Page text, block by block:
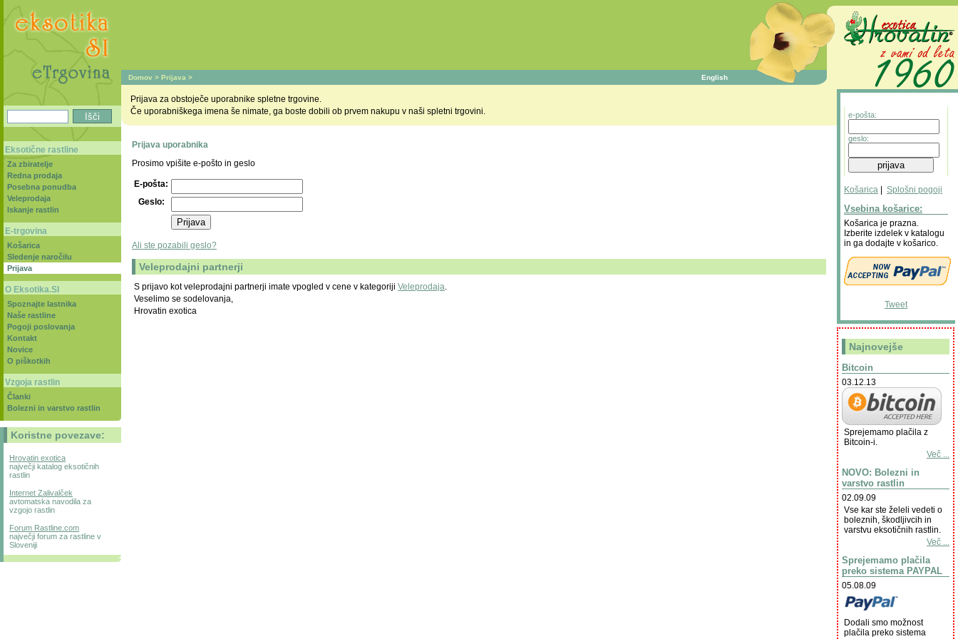
Domov > Prijava > English
Prijava za obstoječe uporabnike spletne trgovine.
Če uporabniškega imena še nimate, ga boste dobili ob prvem nakupu v naši spletni trgovini.
Prijava uporabnika
Prosimo vpišite e-pošto in geslo
E-pošta:
Geslo:
Ali ste pozabili geslo?
Veleprodajni partnerji
S prijavo kot veleprodajni partnerji imate vpogled v cene v kategoriji Veleprodaja.
Veselimo se sodelovanja,
Hrovatin exotica
e-pošta:
geslo:
Košarica Splošni pogoji
Vsebina košarice:
Košarica je prazna.
Izberite izdelek v katalogu
in ga dodajte v košarico.
Tweet
Najnovejše
Bitcoin
03.12.13
Sprejemamo plačila z
Bitcoin-i.
Več ...
NOVO: Bolezni in
varstvo rastlin
02.09.09
Vse kar ste želeli vedeti o
boleznih, škodljivcih in
varstvu eksotičnih rastlin.
Več ...
Sprejemamo plačila
preko sistema PAYPAL
05.08.09
Dodali smo možnost
plačila preko sistema
Eksotične rastline
Za zbiratelje
Redna prodaja
Posebna ponudba
Veleprodaja
Iskanje rastlin
E-trgovina
Košarica
Sledenje naročilu
Prijava
O Eksotika.SI
Spoznajte lastnika
Naše rastline
Pogoji poslovanja
Kontakt
Novice
O piškotkih
Vzgoja rastlin
Članki
Bolezni in varstvo rastlin
Koristne povezave:
Hrovatin exotica
največji katalog eksotičnih
rastlin
Internet Zalivalček
avtomatska navodila za
vzgojo rastlin
Forum Rastline.com
največji forum za rastline v
Sloveniji